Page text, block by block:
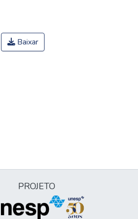
Baixar
PROJETO